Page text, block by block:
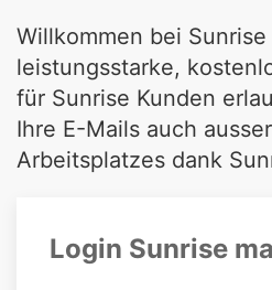
Willkommen bei Sunrise
leistungsstarke,
für Sunrise Kunden
Ihre E-Mails auch
Arbeitsplatzes dank
Login Sunrise